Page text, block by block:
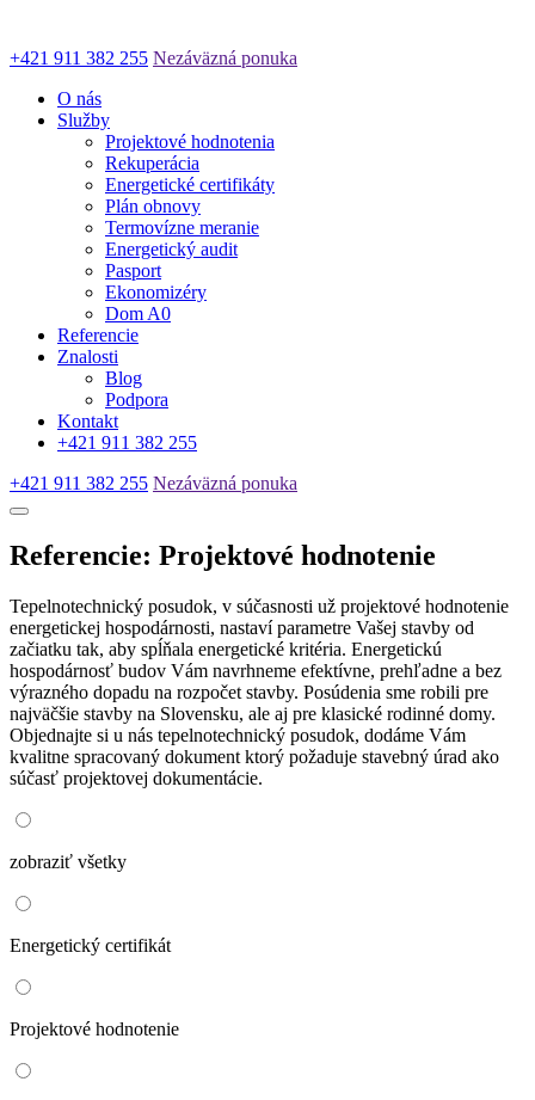
+421 911 382 255 Nezáväzná ponuka
O nás
Služby
Projektové hodnotenia
Rekuperácia
Energetické certifikáty
Plán obnovy
Termovízne meranie
Energetický audit
Pasport
Ekonomizéry
Dom A0
Referencie
Znalosti
Blog
Podpora
Kontakt
+421 911 382 255
+421 911 382 255 Nezáväzná ponuka
Referencie: Projektové hodnotenie
Tepelnotechnický posudok, v súčasnosti už projektové hodnotenie
energetickej hospodárnosti, nastaví parametre Vašej stavby od
začiatku tak, aby spĺňala energetické kritéria. Energetickú
hospodárnosť budov Vám navrhneme efektívne, prehľadne a bez
výrazného dopadu na rozpočet stavby. Posúdenia sme robili pre
najväčšie stavby na Slovensku, ale aj pre klasické rodinné domy.
Objednajte si u nás tepelnotechnický posudok, dodáme Vám
kvalitne spracovaný dokument ktorý požaduje stavebný úrad ako
súčasť projektovej dokumentácie.
zobraziť všetky
Energetický certifikát
Projektové hodnotenie